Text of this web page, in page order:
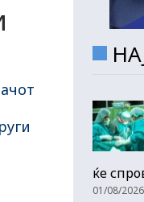
ќе
01/08/2026